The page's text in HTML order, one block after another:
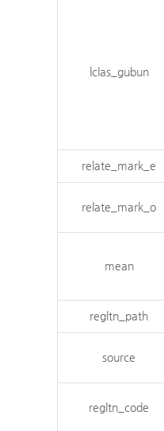
lclas_gubun
relate_mark_e
relate_mark_o
mean
regltn_path
source
regltn_code